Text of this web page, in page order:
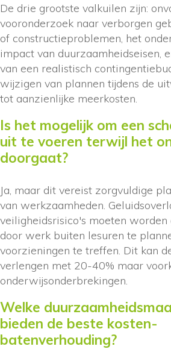
De drie grootste valkuilen zijn:
vooronderzoek naar verborgen
of constructieproblemen, het
impact van duurzaamheidseisen,
van een realistisch
wijzigen van plannen tijdens de
tot aanzienlijke meerkosten.
Is het mogelijk om een
uit te voeren terwijl het
doorgaat?
Ja, maar dit vereist zorgvuldige
van werkzaamheden.
veiligheidsrisico's moeten
door werk buiten lesuren te
voorzieningen te treffen. Dit kan
verlengen met 20-40% maar
onderwijsonderbrekingen.
Welke
bieden de beste kosten-
batenverhouding?